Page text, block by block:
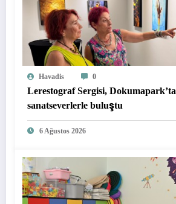
Havadis 0
Lerestograf Sergisi, Dokumapark’ta
sanatseverlerle buluştu
6 Ağustos 2026